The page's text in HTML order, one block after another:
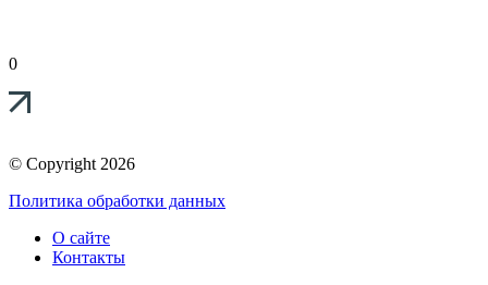
0
© Copyright 2026
Политика обработки данных
О сайте
Контакты